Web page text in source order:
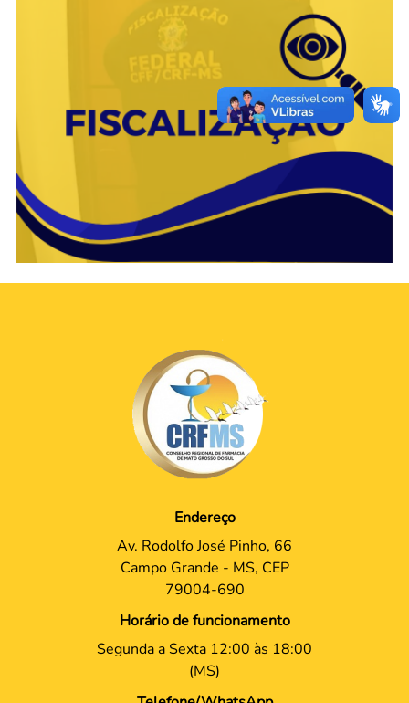
Endereço
Av. Rodolfo José Pinho, 66
Campo Grande - MS, CEP
79004-690
Horário de funcionamento
Segunda a Sexta 12:00 às 18:00
(MS)